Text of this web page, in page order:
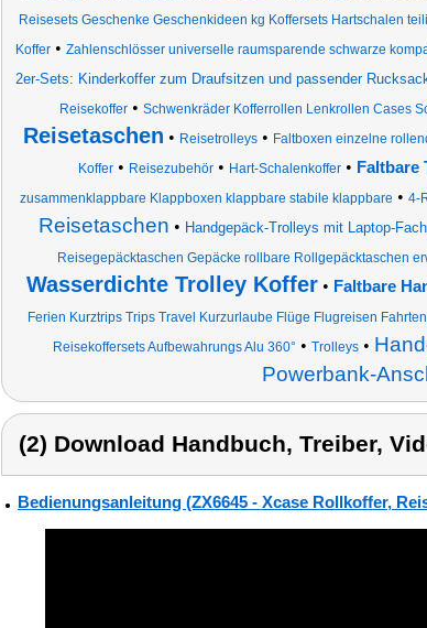
Reisesets Geschenke Geschenkideen kg Koffersets Hartschalen
Koffer • Zahlenschlösser universelle raumsparende schwarze
2er-Sets: Kinderkoffer zum Draufsitzen und passender
Reisekoffer • Schwenkräder Kofferrollen Lenkrollen Cases
Reisetaschen • Reisetrolleys • Faltboxen einzelne
Koffer• Reisezubehör• Hart-Schalenkoffer• Faltbare
zusammenklappbare Klappboxen klappbare stabile klappbare • 4-
Reisetaschen • Handgepäck-Trolleys mit Laptop-
Reisegepäcktaschen Gepäcke rollbare Rollgepäcktaschen
Wasserdichte Trolley Koffer• Faltbare
Ferien Kurztrips Trips Travel Kurzurlaube Flüge Flugreisen
Reisekoffersets Aufbewahrungs Alu 360° • Trolleys•
Powerbank-
(2) Download Handbuch, Treiber,
Bedienungsanleitung (ZX6645 - Xcase Rollkoffer,